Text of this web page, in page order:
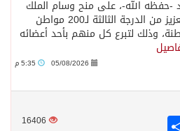
-حفظه الله-، على منح وسام الملك
عبدالعزيز من الدرجة الثالثة لـ200 مواطن
وذلك لتبرع كل منهم بأحد أعضائه
05/08/2026
16406